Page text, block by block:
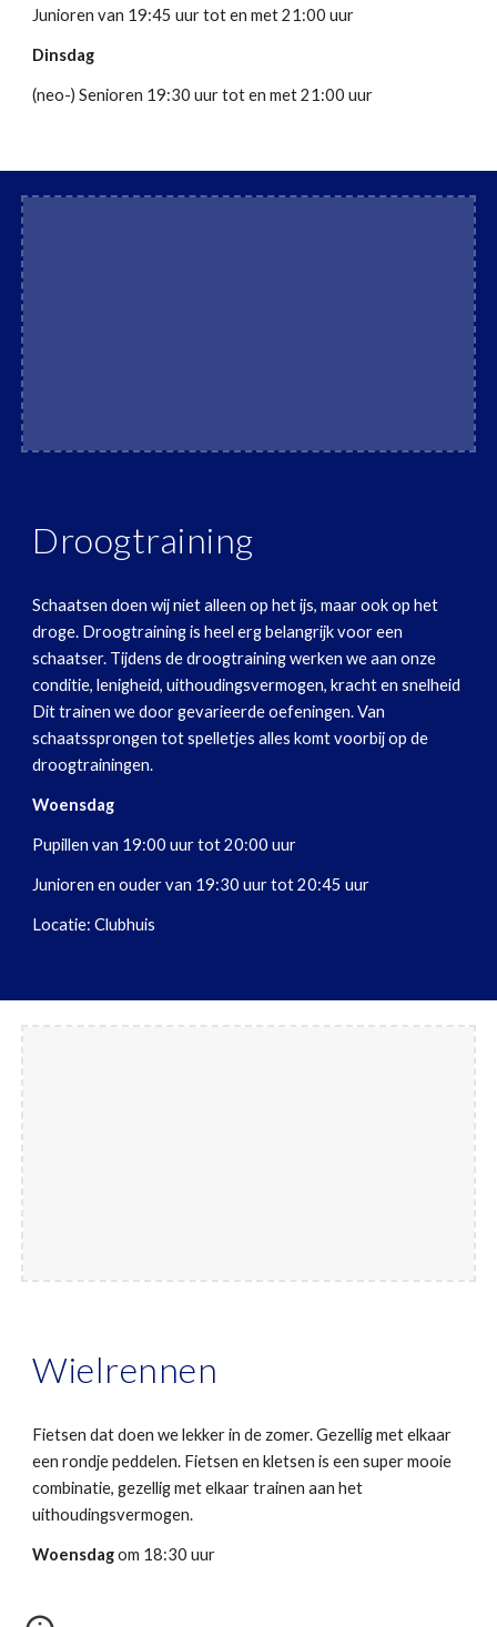
Junioren van 19:45 uur tot en met 21:00 uur
Dinsdag
(neo-) Senioren 19:30 uur tot en met 21:00 uur
Droogtraining
Schaatsen doen wij niet alleen op het ijs, maar ook op het
droge. Droogtraining is heel erg belangrijk voor een
schaatser. Tijdens de droogtraining werken we aan onze
conditie, lenigheid, uithoudingsvermogen, kracht en snelheid
Dit trainen we door gevarieerde oefeningen. Van
schaatssprongen tot spelletjes alles komt voorbij op de
droogtrainingen.
Woensdag
Pupillen van 19:00 uur tot 20:00 uur
Junioren en ouder van 19:30 uur tot 20:45 uur
Locatie: Clubhuis
Wielrennen
Fietsen dat doen we lekker in de zomer. Gezellig met elkaar
een rondje peddelen. Fietsen en kletsen is een super mooie
combinatie, gezellig met elkaar trainen aan het
uithoudingsvermogen.
Woensdagom 18:30 uur